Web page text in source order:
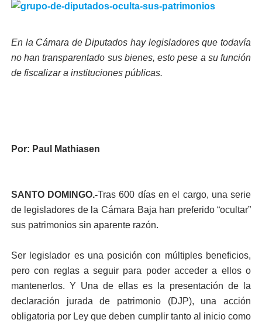
En la Cámara de Diputados hay legisladores que todavía
no han transparentado sus bienes, esto pese a su función
de fiscalizar a instituciones públicas.
Por: Paul Mathiasen
SANTO DOMINGO.-Tras 600 días en el cargo, una serie
de legisladores de la Cámara Baja han prefe­rido “ocultar”
sus patrimo­nios sin aparente razón.
Ser legislador es una posi­ción con múltiples benefi­cios,
pero con reglas a se­guir para poder acceder a ellos o
mantenerlos. Y Una de ellas es la presentación de la
declaración jurada de patrimonio (DJP), una acción
obligatoria por Ley que deben cumplir tanto al inicio como